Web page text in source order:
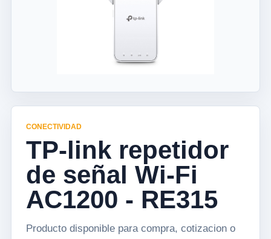
CONECTIVIDAD
TP-link repetidor
de señal Wi-Fi
AC1200 - RE315
Producto disponible para compra, cotizacion o